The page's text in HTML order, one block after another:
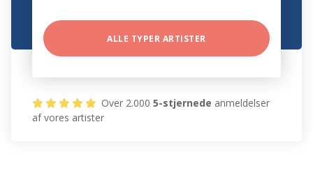
ALLE TYPER ARTISTER
Over 2.0005-stjernede anmeldelser
af vores artister